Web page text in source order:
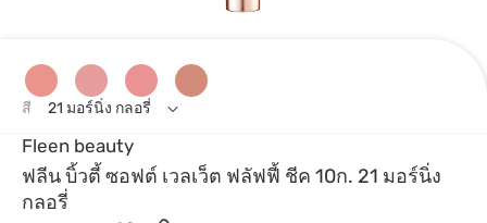
Fleen beauty
ฟลีน บิ้วตี้ ซอฟต์ เวลเว็ต ฟลัฟฟี้ ชีค 10ก. 21 มอร์นิ่ง
กลอรี่
สี 21 มอร์นิ่ง กลอรี่